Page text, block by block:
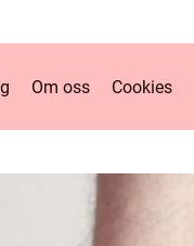
Om oss Cookies